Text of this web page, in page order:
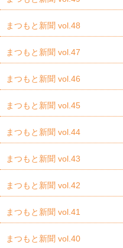
まつもと新聞 vol.48
まつもと新聞 vol.47
まつもと新聞 vol.46
まつもと新聞 vol.45
まつもと新聞 vol.44
まつもと新聞 vol.43
まつもと新聞 vol.42
まつもと新聞 vol.41
まつもと新聞 vol.40